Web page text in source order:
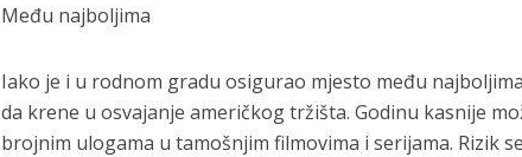
Među najboljima
Iako je i u rodnom gradu osigurao mjesto među
da krene u osvajanje američkog tržišta. Godinu kasnije
brojnim ulogama u tamošnjim filmovima i serijama. Rizik